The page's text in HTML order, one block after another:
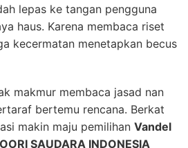
lepas ke tangan pengguna
haus. Karena membaca riset
kecermatan menetapkan becus
makmur membaca jasad nan
bertemu rencana. Berkat
makin maju pemilihan Vandel
SAUDARA INDONESIA